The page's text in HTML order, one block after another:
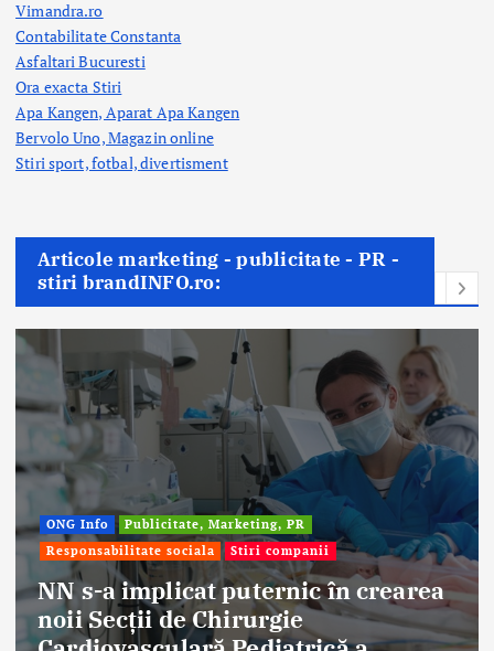
Vimandra.ro
Contabilitate Constanta
Asfaltari Bucuresti
Ora exacta Stiri
Apa Kangen, Aparat Apa Kangen
Bervolo Uno, Magazin online
Stiri sport, fotbal,divertisment
Articole marketing - publicitate - PR -
stiri brandINFO.ro:
ONG Info
Publicitate, Marketing, PR
Responsabilitate sociala
Stiri companii
s-a implicat puternic în crearea
Secții de Chirurgie